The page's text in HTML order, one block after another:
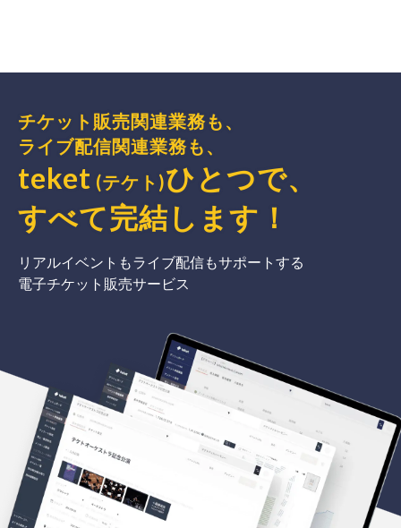
チケット販売関連業務も、
ライブ配信関連業務も、
teket (テケト)ひとつで、
すべて完結 します ！
リアルイベントもライブ配信もサポートする
電子チケット販売サービス